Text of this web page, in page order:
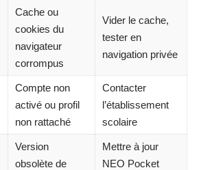
Cache ou
cookies du
navigateur
corrompus
Vider le cache,
tester en
navigation privée
Compte non
activé ou profil
non rattaché
Contacter
l’établissement
scolaire
Version
obsolète de
Mettre à jour
NEO Pocket